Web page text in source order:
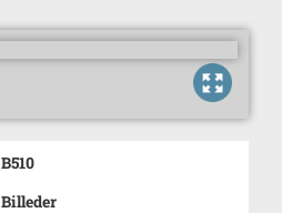
B510
Billeder